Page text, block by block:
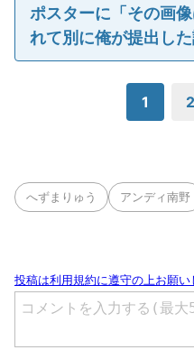
ポスターに「その画
れて別に俺が提出した
1 2
へずまりゅう アンディ南野